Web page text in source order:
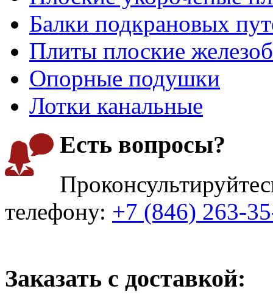
Балки подкрановых
Плиты плоские
Опорные подушки
Лотки канальные
Есть вопросы?
телефону: +7 (846) 263-
Заказать с доставкой: